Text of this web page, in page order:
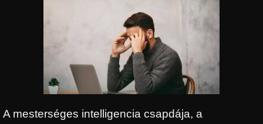
A mesterséges intelligencia csapdája, a